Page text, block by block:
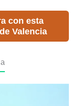
con esta
Valencia